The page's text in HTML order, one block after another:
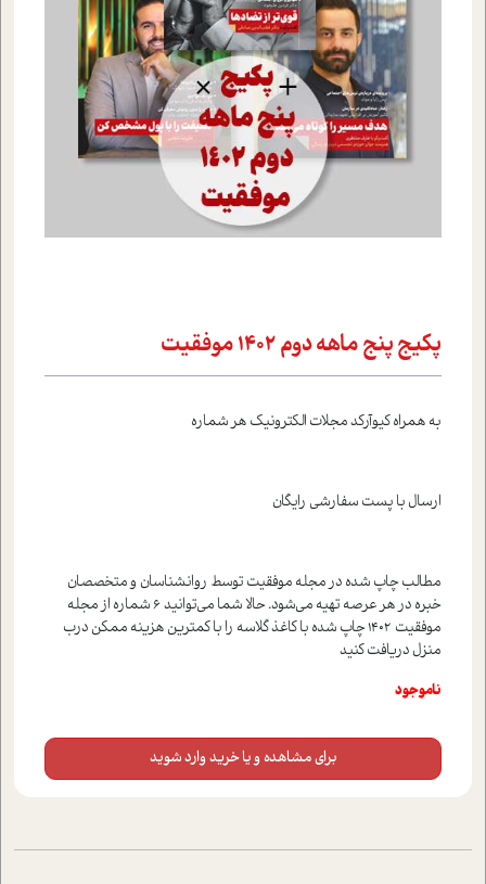
پکیج پنج ماهه دوم ۱۴۰۲ موفقیت
به همراه کيوآرکد مجلات الکترونيک هر شماره
ارسال با پست سفارشي رايگان
مطالب چاپ شده در مجله موفقيت توسط روانشناسان و متخصصان
خبره در هر عرصه تهيه مي‌شود. حالا شما مي‌توانيد 6 شماره از مجله
موفقيت 1402 چاپ شده با کاغذ گلاسه را با کمترين هزينه ممکن درب
منزل دريافت کنيد
ناموجود
برای مشاهده و یا خرید وارد شوید